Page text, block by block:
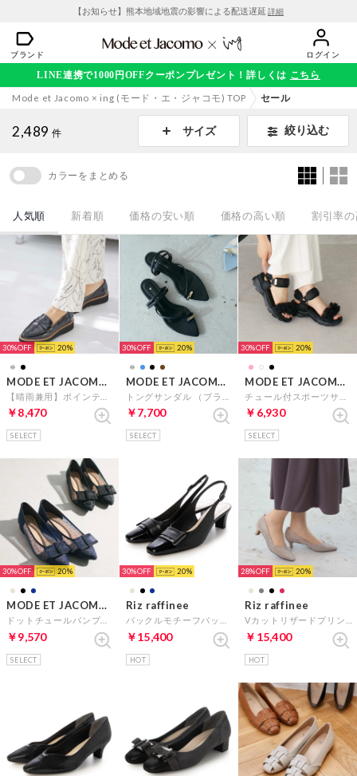
【お知らせ】熊本地域地震の影響による配送遅延 詳細
ブランド ログイン
LINE連携で1000円OFFクーポンプレゼント！詳しくは こちら
Mode et Jacomo × ing (モード・エ・ジャコモ) TOP セール
2,489 件 サイズ 絞り込む
カラーをまとめる
人気順 新着順 価格の安い順 価格の高い順 割引率
30% 20
MODE ET JACOMO carino
￥8,470
SELECT
30% 20
MODE ET JACOMO carino
￥7,700
SELECT
30% 20
MODE ET JACOMO carino
￥6,930
SELECT
30% 20
MODE ET JACOMO carino
￥9,570
SELECT
30% 20
Riz raffinee
￥15,400
HOT
28% 20
Riz raffinee
￥15,400
HOT